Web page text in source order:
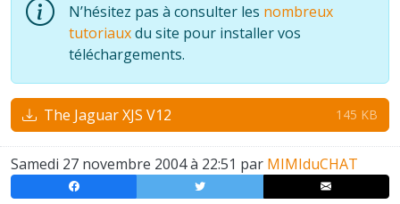
N’hésitez pas à consulter les nombreux
tutoriauxdu site pour installer vos
téléchargements.
The Jaguar XJS V12 145 KB
Samedi 27 novembre 2004 à 22:51 par MIMIduCHAT